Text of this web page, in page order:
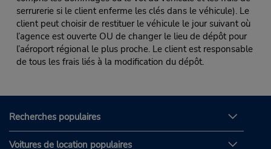
serrurerie si le client enferme les clés dans le véhicule). Le
client peut choisir de restituer le véhicule le jour suivant où
l’agence est ouverte OU de changer le lieu de dépôt pour
l’aéroport régional le plus proche. Le client est responsable
de tous les frais liés à la modification du dépôt.
Recherches populaires
Voitures de location populaires